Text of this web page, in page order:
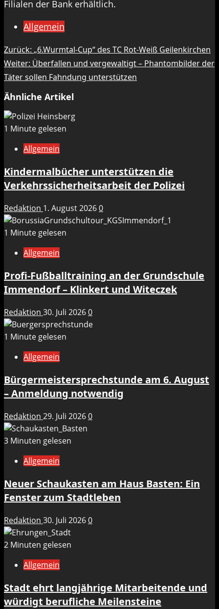
Filialen der Bank erhältlich.
Allgemein
Beitragsnavigation
Zurück: „6.Wurmtal-Cup“ des TC Rot-Weiß Geilenkirchen
Weiter: Überfallen und vergewaltigt – Phantombilder der
Täter sollen Fahndung unterstützen
Ähnliche Artikel
1 Minute gelesen
Allgemein
Kindermalbücher unterstützen die
Verkehrssicherheitsarbeit der Polizei
Redaktion 1. August 20260
1 Minute gelesen
Allgemein
Profi-Fußballtraining an der Grundschule
Immendorf – Klinkert und Witeczek
Redaktion 30. Juli 20260
1 Minute gelesen
Allgemein
Bürgermeistersprechstunde am 6. August
– Anmeldung notwendig
Redaktion 29. Juli 20260
3 Minuten gelesen
Allgemein
Neuer Schaukasten am Haus Basten: Ein
Fenster zum Stadtleben
Redaktion 30. Juli 20260
2 Minuten gelesen
Allgemein
Stadt ehrt langjährige Mitarbeitende und
würdigt berufliche Meilensteine